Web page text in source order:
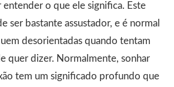
entender o que ele significa. Este
ser bastante assustador, e é normal
desorientadas quando tentam
quer dizer. Normalmente, sonhar
tem um significado profundo que